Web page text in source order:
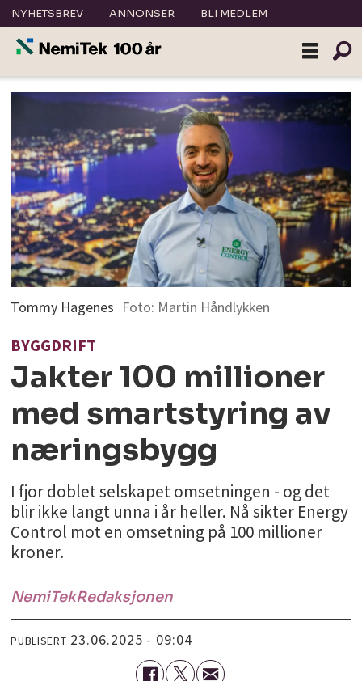
NYHETSBREV ANNONSER BLI MEDLEM
Tommy Hagenes Foto: Martin Håndlykken
BYGGDRIFT
Jakter 100 millioner
med smartstyring av
næringsbygg
I fjor doblet selskapet omsetningen - og det
blir ikke langt unna i år heller. Nå sikter Energy
Control mot en omsetning på 100 millioner
kroner.
NemiTekRedaksjonen
PUBLISERT 23.06.2025 - 09:04